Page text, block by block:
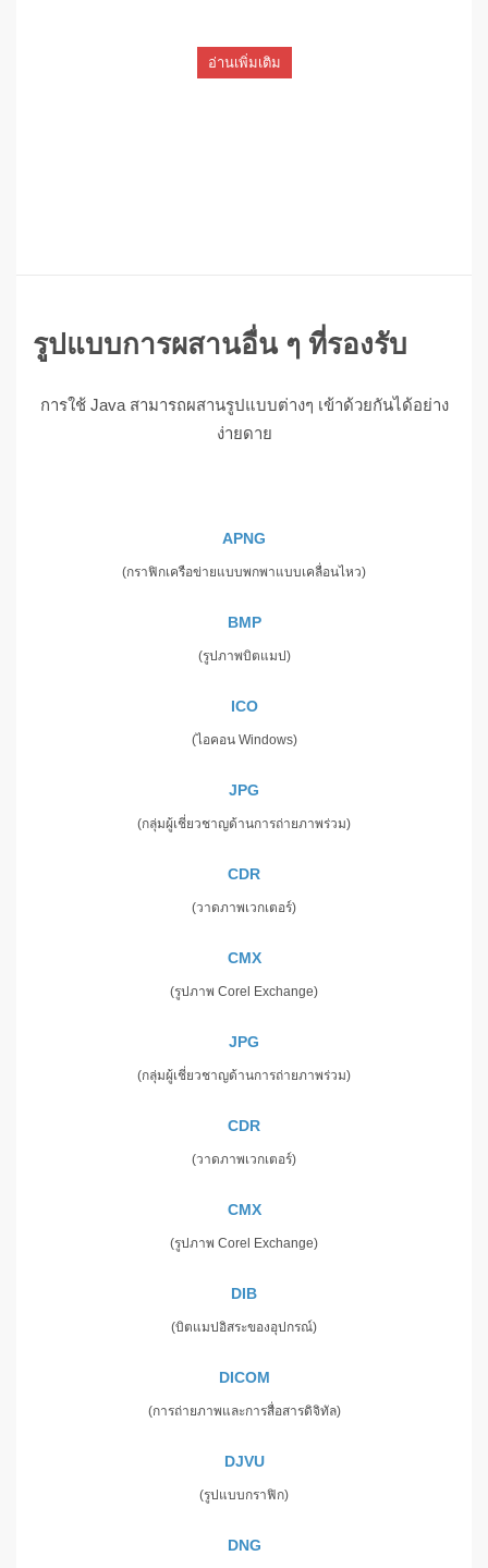
อ่านเพิ่มเติม
รูปแบบการผสานอื่น ๆ ที่รองรับ
การใช้ Java สามารถผสานรูปแบบต่างๆ เข้าด้วยกันได้อย่าง
ง่ายดาย
APNG
(กราฟิกเครือข่ายแบบพกพาแบบเคลื่อนไหว)
BMP
(รูปภาพบิตแมป)
ICO
(ไอคอน Windows)
JPG
(กลุ่มผู้เชี่ยวชาญด้านการถ่ายภาพร่วม)
CDR
(วาดภาพเวกเตอร์)
CMX
(รูปภาพ Corel Exchange)
JPG
(กลุ่มผู้เชี่ยวชาญด้านการถ่ายภาพร่วม)
CDR
(วาดภาพเวกเตอร์)
CMX
(รูปภาพ Corel Exchange)
DIB
(บิตแมปอิสระของอุปกรณ์)
DICOM
(การถ่ายภาพและการสื่อสารดิจิทัล)
DJVU
(รูปแบบกราฟิก)
DNG